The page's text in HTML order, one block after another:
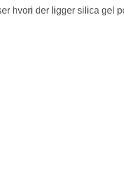
hvori der ligger silica gel